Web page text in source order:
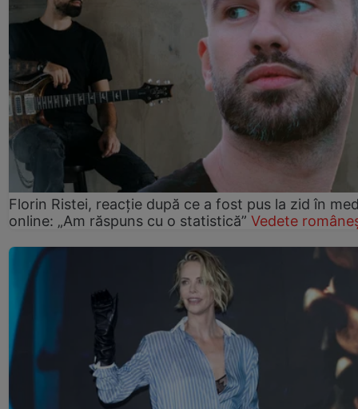
Florin Ristei, reacție după ce a fost pus la zid în
online: „Am răspuns cu o statistică” Vedete